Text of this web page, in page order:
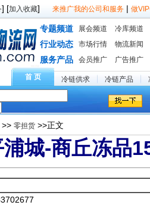
] [加入收藏] 来推广我的公司和服务 | 做
专题频道 展会频道 冷库频道
行业动态 市场行情 物流新闻
服务产品 会员推广 广告推广
首 页 冷链供求 冷链产品
>> 零担货>>正文
城-商丘冻品